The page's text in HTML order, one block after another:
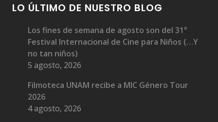
LO ÚLTIMO DE NUESTRO BLOG
Los fines de semana de agosto son del 31°
Festival Internacional de Cine para Niños (…Y
no tan niños)
5 agosto, 2026
Filmoteca UNAM recibe a MIC Género Tour
2026
4 agosto, 2026